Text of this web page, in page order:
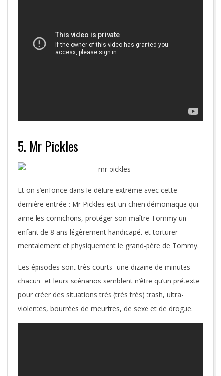
5. Mr Pickles
Et on s’enfonce dans le déluré extrême avec cette
dernière entrée : Mr Pickles est un chien démoniaque qui
aime les cornichons, protéger son maître Tommy un
enfant de 8 ans légèrement handicapé, et torturer
mentalement et physiquement le grand-père de Tommy.
Les épisodes sont très courts -une dizaine de minutes
chacun- et leurs scénarios semblent n’être qu’un prétexte
pour créer des situations très (très très) trash, ultra-
violentes, bourrées de meurtres, de sexe et de drogue.